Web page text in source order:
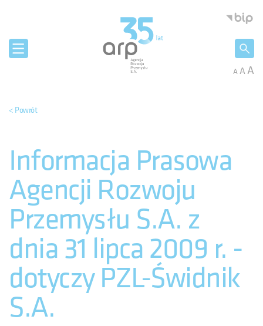
AAA
< Powrót
Informacja Prasowa
Agencji Rozwoju
Przemysłu S.A. z
dnia 31 lipca 2009 r. -
dotyczy PZL-Świdnik
S.A.